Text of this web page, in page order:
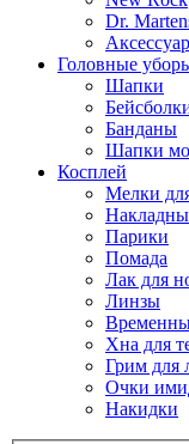
Dr.
Головные
Шапки
Банданы
Шапки
Косплей
Мелки
Парики
Помада
Лак для
Линзы
Хна для
Грим для
Очки
Накидки